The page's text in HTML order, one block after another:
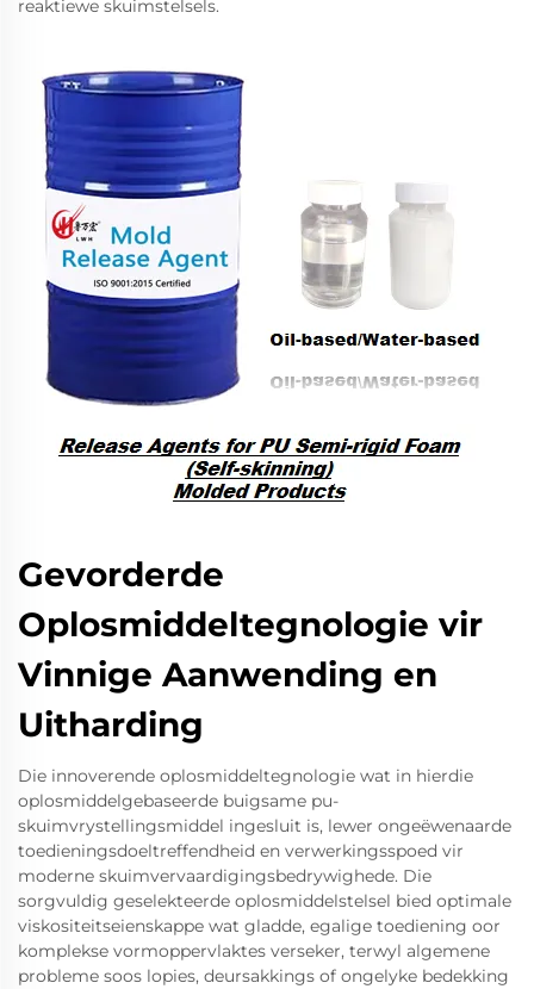
reaktiewe skuimstelsels.
Gevorderde
Oplosmiddeltegnologie vir
Vinnige Aanwending en
Uitharding
Die innoverende oplosmiddeltegnologie wat in hierdie
oplosmiddelgebaseerde buigsame pu-
skuimvrystellingsmiddel ingesluit is, lewer ongeëwenaarde
toedieningsdoeltreffendheid en verwerkingsspoed vir
moderne skuimvervaardigingsbedrywighede. Die
sorgvuldig geselekteerde oplosmiddelstelsel bied optimale
viskositeitseienskappe wat gladde, egalige toediening oor
komplekse vormoppervlaktes verseker, terwyl algemene
probleme soos lopies, deursakkings of ongelyke bedekking